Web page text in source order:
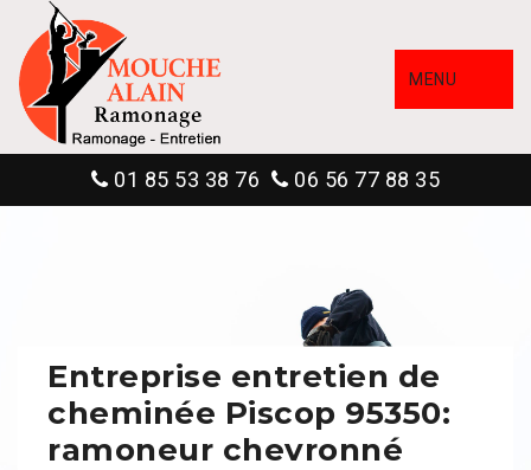
MENU
01 85 53 38 76 06 56 77 88 35
Entreprise entretien de
cheminée Piscop 95350:
ramoneur chevronné